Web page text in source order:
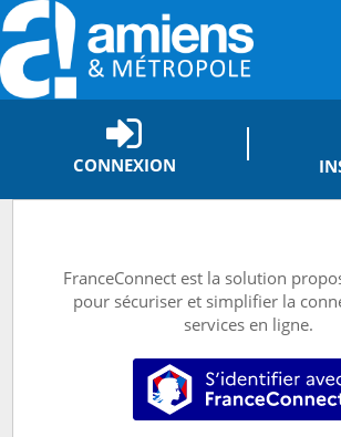
CONNEXION
FranceConnect est la solution
pour sécuriser et simplifier la
services en ligne.
S’identifier